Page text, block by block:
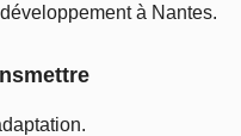
à Nantes.